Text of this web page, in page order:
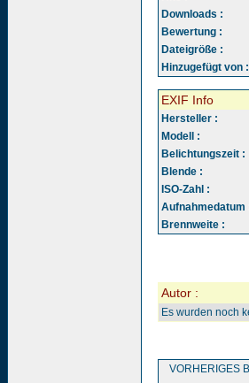
Downloads :
Bewertung :
Dateigröße :
Hinzugefügt von :
EXIF Info
Hersteller :
Modell :
Belichtungszeit :
Blende :
ISO-Zahl :
Aufnahmedatum
Brennweite :
Autor :
Es wurden noch
VORHERIGES